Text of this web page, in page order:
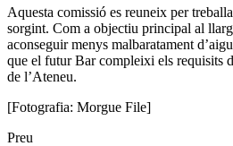
Aquesta comissió es reuneix per
sorgint. Com a objectiu principal al
aconseguir menys malbaratament
que el futur Bar compleixi els requisits
de l’Ateneu.
[Fotografia: Morgue File]
Preu